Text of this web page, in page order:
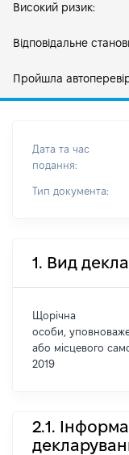
Високий ризик:
Відповідальне
Пройшла
Дата та час
подання:
Тип документа:
1. Вид
Щорічна
особи,
або місцевого
2019
2.1.